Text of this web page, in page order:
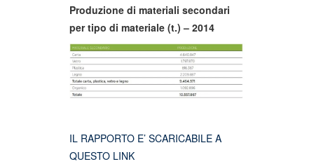
Produzione di materiali secondari
per tipo di materiale (t.) – 2014
IL RAPPORTO E’ SCARICABILE A
QUESTO LINK